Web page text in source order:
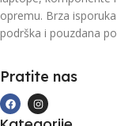
opremu. Brza
podrška i pouzdana
Pratite nas